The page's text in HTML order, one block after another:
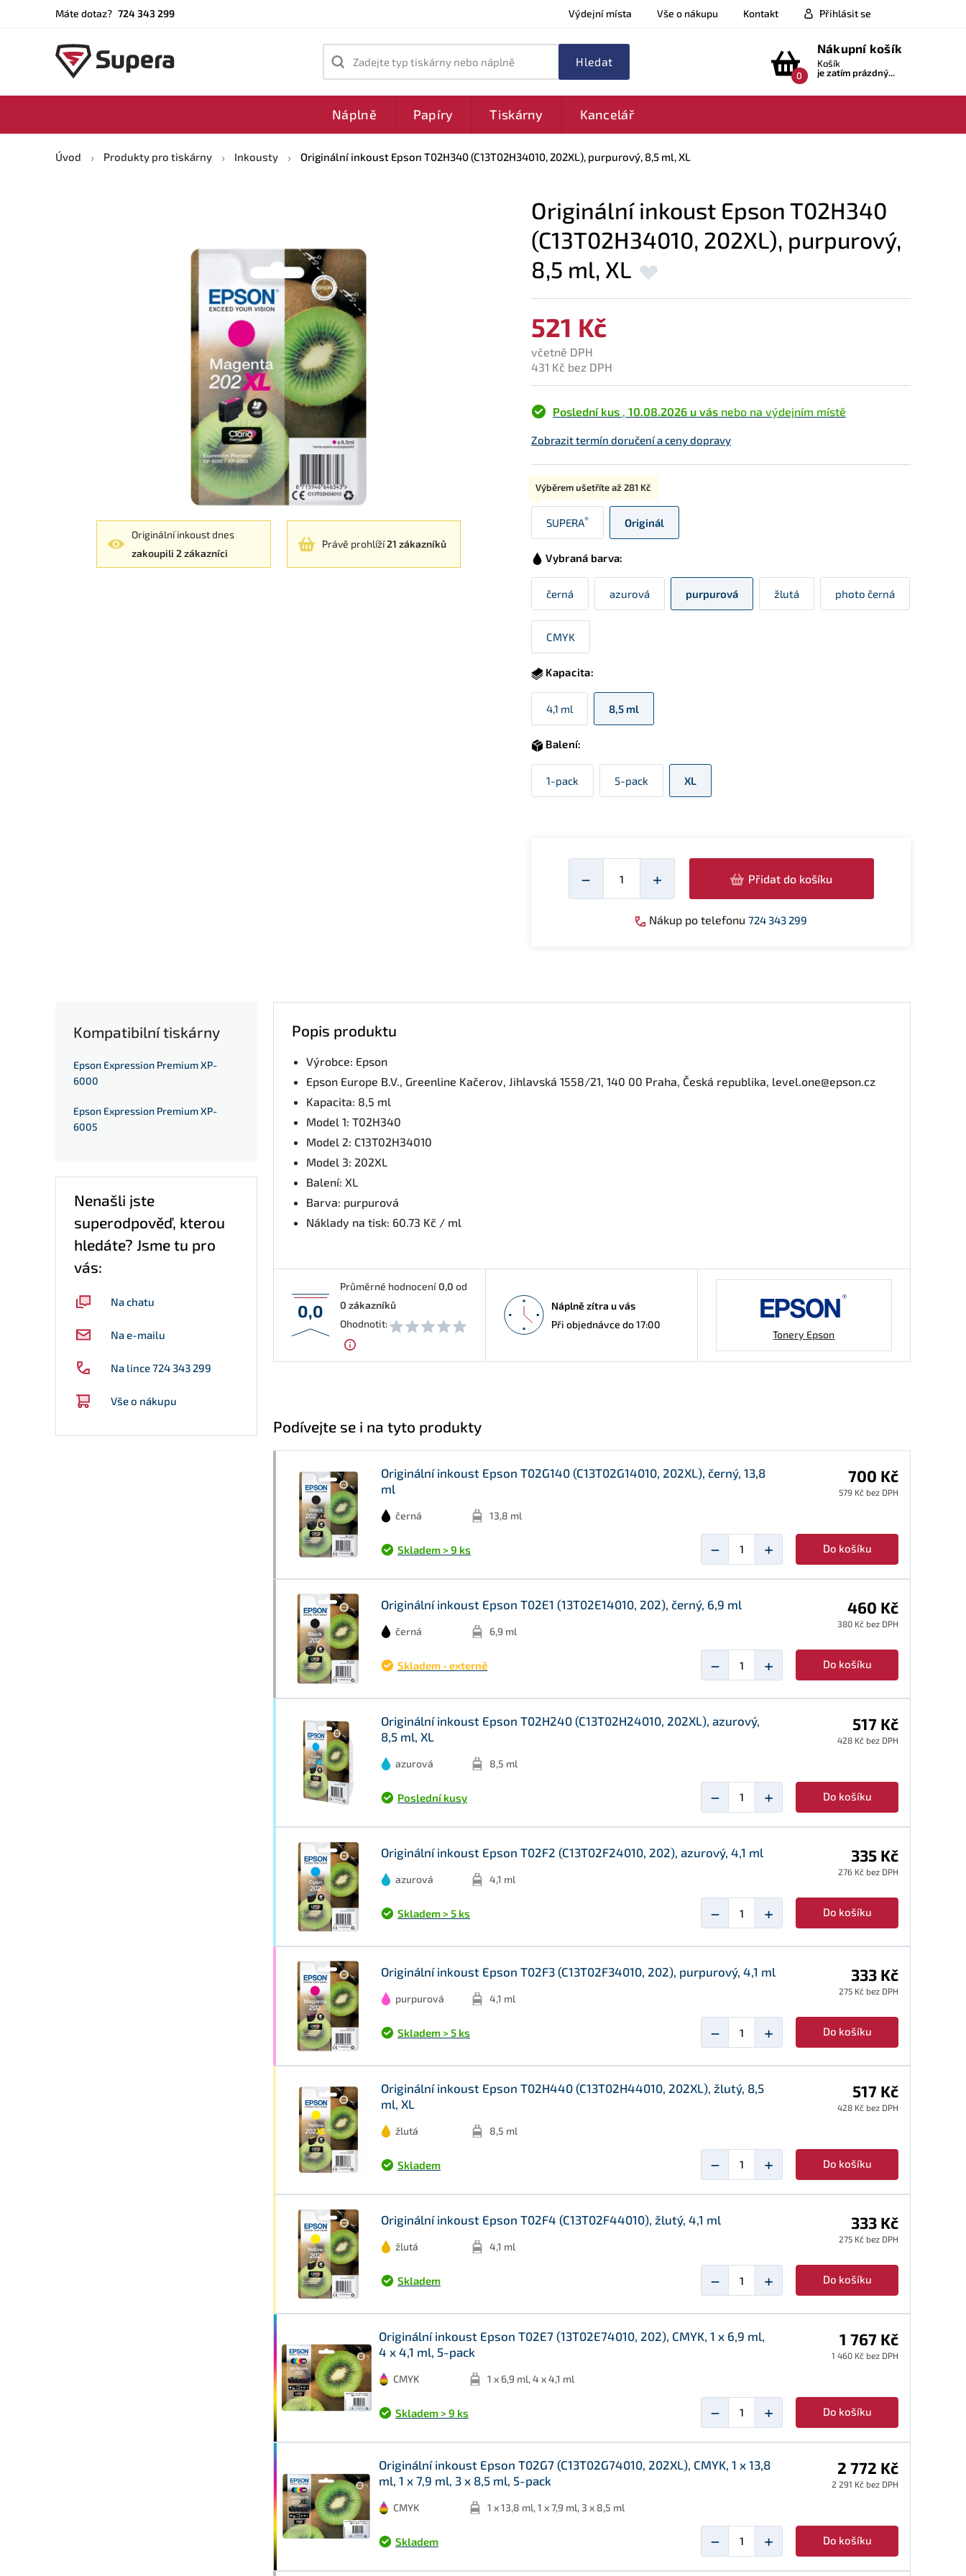
Máte dotaz? 724 343 299 Výdejní místa Vše o nákupu Kontakt Přihlásit se
Zadejte typ tiskárny nebo náplně
0
Nákupní košík
Košík
je zatím prázdný...
Náplně Papíry Tiskárny Kancelář
Úvod Produkty pro tiskárny Inkousty Originální inkoust Epson T02H340 (C13T02H34010, 202XL), purpurový, 8,5 ml, XL
Originální inkoust dnes
zakoupili 2 zákazníci
Právě prohlíží21 zákazníků
Originální inkoust Epson T02H340
(C13T02H34010, 202XL), purpurový,
8,5 ml, XL
521 Kč
včetně DPH
431 Kč bez DPH
Poslední kus 10.08.2026 u vás nebo na výdejním místě
Zobrazit termín doručení a ceny dopravy
Typ:
SUPERA®
Výběrem ušetříte až281 Kč
Originál
Vybraná barva:
černá azurová purpurová žlutá photo černá
CMYK
Kapacita:
4,1 ml 8,5 ml
Balení:
1-pack 5-pack XL
−
Množství
+ Přidat do košíku
Nákup po telefonu 724 343 299
Kompatibilní tiskárny
Epson Expression Premium XP-
6000
Epson Expression Premium XP-
6005
Nenašli jste
superodpověď, kterou
hledáte? Jsme tu pro
vás:
Na chatu
Na e-mailu
Na lince 724 343 299
Vše o nákupu
Popis produktu
Výrobce: Epson
Epson Europe B.V., Greenline Kačerov, Jihlavská 1558/21, 140 00 Praha, Česká republika, level.one@epson.cz
Kapacita: 8,5 ml
Model 1: T02H340
Model 2: C13T02H34010
Model 3: 202XL
Balení: XL
Barva: purpurová
Náklady na tisk: 60.73 Kč / ml
0,0
Průměrné hodnocení0,0 od
0 zákazníků
Ohodnotit:
Náplně zítra u vás
Při objednávce do 17:00
Tonery Epson
Podívejte se i na tyto produkty
Originální inkoust Epson T02G140 (C13T02G14010, 202XL), černý, 13,8
ml
černá 13,8 ml
700 Kč
579 Kč bez DPH
Skladem > 9 ks − + Do košíku
Originální inkoust Epson T02E1 (13T02E14010, 202), černý, 6,9 ml
černá 6,9 ml
460 Kč
380 Kč bez DPH
Skladem - externě − + Do košíku
Originální inkoust Epson T02H240 (C13T02H24010, 202XL), azurový,
8,5 ml, XL
azurová 8,5 ml
517 Kč
428 Kč bez DPH
Poslední kusy − + Do košíku
Originální inkoust Epson T02F2 (C13T02F24010, 202), azurový, 4,1 ml
azurová 4,1 ml
335 Kč
276 Kč bez DPH
Skladem > 5 ks − + Do košíku
Originální inkoust Epson T02F3 (C13T02F34010, 202), purpurový, 4,1 ml
purpurová 4,1 ml
333 Kč
275 Kč bez DPH
Skladem > 5 ks − + Do košíku
Originální inkoust Epson T02H440 (C13T02H44010, 202XL), žlutý, 8,5
ml, XL
žlutá 8,5 ml
517 Kč
428 Kč bez DPH
Skladem − + Do košíku
Originální inkoust Epson T02F4 (C13T02F44010), žlutý, 4,1 ml
žlutá 4,1 ml
333 Kč
275 Kč bez DPH
Skladem − + Do košíku
Originální inkoust Epson T02E7 (13T02E74010, 202), CMYK, 1 x 6,9 ml,
4 x 4,1 ml, 5-pack
CMYK 1 x 6,9 ml, 4 x 4,1 ml
1 767 Kč
1 460 Kč bez DPH
Skladem > 9 ks − + Do košíku
Originální inkoust Epson T02G7 (C13T02G74010, 202XL), CMYK, 1 x 13,8
ml, 1 x 7,9 ml, 3 x 8,5 ml, 5-pack
CMYK 1 x 13,8 ml, 1 x 7,9 ml, 3 x 8,5 ml
2 772 Kč
2 291 Kč bez DPH
Skladem − + Do košíku